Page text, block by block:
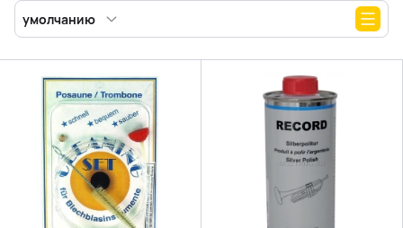
умолчанию